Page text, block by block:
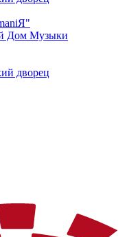
Дом Музыки
дворец